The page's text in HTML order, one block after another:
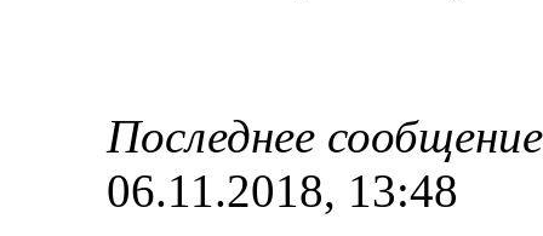
Последнее
06.11.2018, 13:48